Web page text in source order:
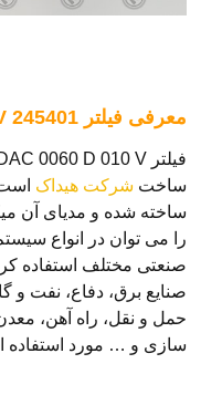
معرفی فیلتر HYDAC 0060 D 010 V 245401
ساخت شرکت هیداک
ساخته شده و مدیای آن
را می توان در انواع
صنعتی مختلف استفاده
صنایع برق، دفاع، نفت و
حمل و نقل، راه آهن،
سازی و … مورد